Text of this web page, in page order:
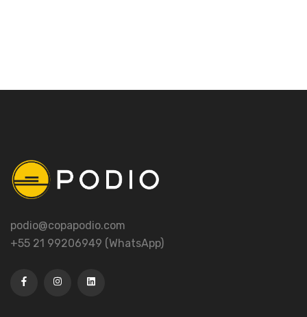
podio@copapodio.com
+55 21 99206949 (WhatsApp)